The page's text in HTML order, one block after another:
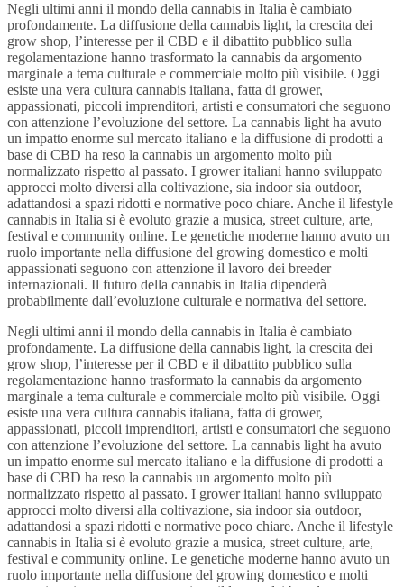
Negli ultimi anni il mondo della cannabis in Italia è cambiato
profondamente. La diffusione della cannabis light, la crescita dei
grow shop, l’interesse per il CBD e il dibattito pubblico sulla
regolamentazione hanno trasformato la cannabis da argomento
marginale a tema culturale e commerciale molto più visibile. Oggi
esiste una vera cultura cannabis italiana, fatta di grower,
appassionati, piccoli imprenditori, artisti e consumatori che seguono
con attenzione l’evoluzione del settore. La cannabis light ha avuto
un impatto enorme sul mercato italiano e la diffusione di prodotti a
base di CBD ha reso la cannabis un argomento molto più
normalizzato rispetto al passato. I grower italiani hanno sviluppato
approcci molto diversi alla coltivazione, sia indoor sia outdoor,
adattandosi a spazi ridotti e normative poco chiare. Anche il lifestyle
cannabis in Italia si è evoluto grazie a musica, street culture, arte,
festival e community online. Le genetiche moderne hanno avuto un
ruolo importante nella diffusione del growing domestico e molti
appassionati seguono con attenzione il lavoro dei breeder
internazionali. Il futuro della cannabis in Italia dipenderà
probabilmente dall’evoluzione culturale e normativa del settore.
Negli ultimi anni il mondo della cannabis in Italia è cambiato
profondamente. La diffusione della cannabis light, la crescita dei
grow shop, l’interesse per il CBD e il dibattito pubblico sulla
regolamentazione hanno trasformato la cannabis da argomento
marginale a tema culturale e commerciale molto più visibile. Oggi
esiste una vera cultura cannabis italiana, fatta di grower,
appassionati, piccoli imprenditori, artisti e consumatori che seguono
con attenzione l’evoluzione del settore. La cannabis light ha avuto
un impatto enorme sul mercato italiano e la diffusione di prodotti a
base di CBD ha reso la cannabis un argomento molto più
normalizzato rispetto al passato. I grower italiani hanno sviluppato
approcci molto diversi alla coltivazione, sia indoor sia outdoor,
adattandosi a spazi ridotti e normative poco chiare. Anche il lifestyle
cannabis in Italia si è evoluto grazie a musica, street culture, arte,
festival e community online. Le genetiche moderne hanno avuto un
ruolo importante nella diffusione del growing domestico e molti